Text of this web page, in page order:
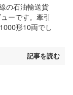
の石油輸送貨
ーです。牽引
形10両でし
記事を読む